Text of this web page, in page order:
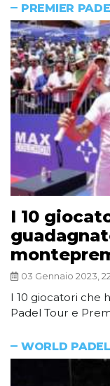
PREMIER
I 10
03 Gennaio 2023,
I 10 giocatori che
Padel Tour e
WORLD